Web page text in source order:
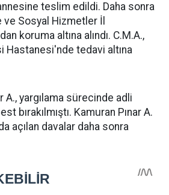
teslim edildi. Daha sonra
ve Sosyal Hizmetler İl
koruma altına alındı. C.M.A.,
Hastanesi'nde tedavi altına
A., yargılama sürecinde adli
bırakılmıştı. Kamuran Pınar A.
açılan davalar daha sonra